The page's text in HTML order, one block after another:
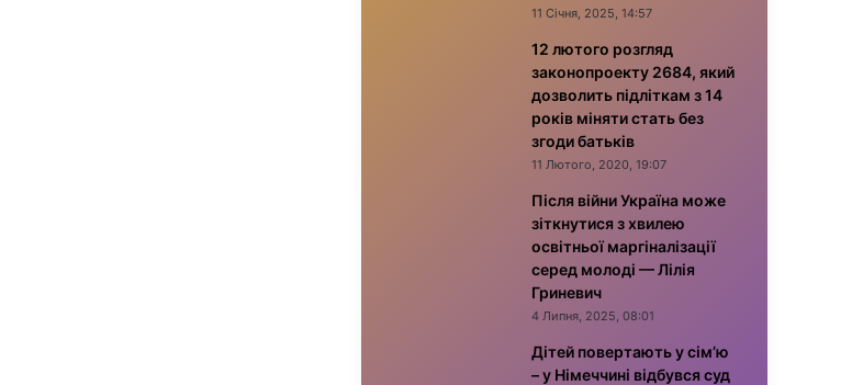
11 Січня, 2025, 14:57
12 лютого розгляд
законопроекту 2684, який
дозволить підліткам з 14
років міняти стать без
згоди батьків
11 Лютого, 2020, 19:07
Після війни Україна може
зіткнутися з хвилею
освітньої маргіналізації
серед молоді — Лілія
Гриневич
4 Липня, 2025, 08:01
Дітей повертають у сім’ю
– у Німеччині відбувся суд